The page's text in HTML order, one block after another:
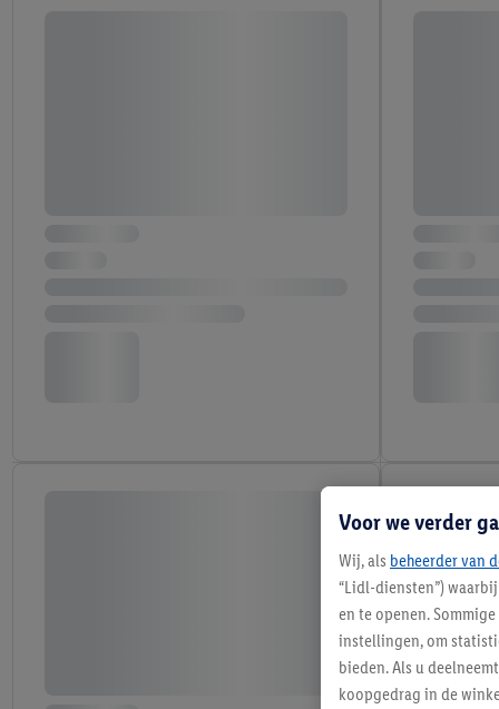
Voor we verder
Wij, als beheerder van
“Lidl-diensten”)
en te openen.
instellingen, om
bieden. Als u
koopgedrag in de